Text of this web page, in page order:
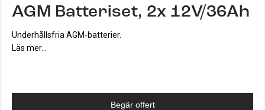
AGM Batteriset, 2x 12V/36Ah
Underhållsfria AGM-batterier.
Läs mer...
Begär offert